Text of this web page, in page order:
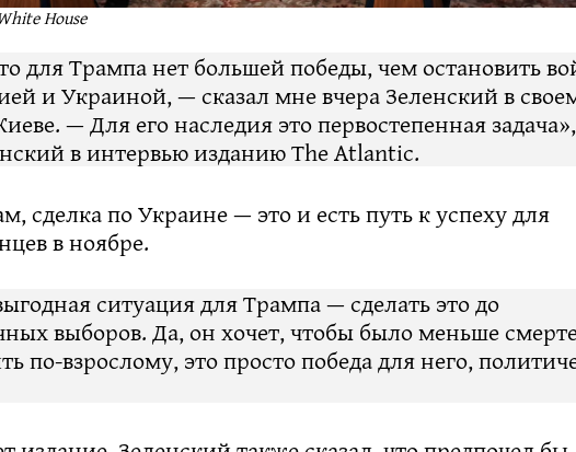
House
для Трампа нет большей победы, чем остановить
и Украиной, — сказал мне вчера Зеленский в
— Для его наследия это первостепенная
в интервью изданию The Atlantic.
сделка по Украине — это и есть путь к успеху для
в ноябре.
ситуация для Трампа — сделать это до
выборов. Да, он хочет, чтобы было меньше
по-взрослому, это просто победа для него,